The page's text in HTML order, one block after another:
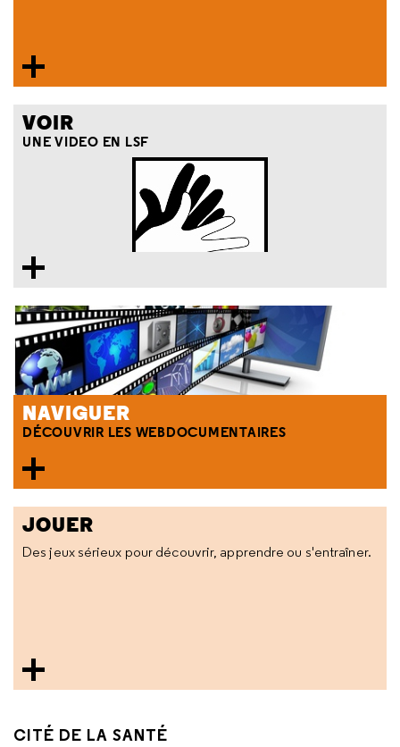
VOIR
UNE VIDEO EN LSF
NAVIGUER
DÉCOUVRIR LES WEBDOCUMENTAIRES
JOUER
Des jeux sérieux pour découvrir, apprendre ou s'entraîner.
CITÉ DE LA SANTÉ